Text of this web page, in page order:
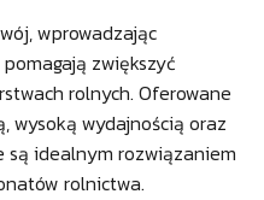
wprowadzając
zwiększyć
rolnych. Oferowane
wysoką wydajnością oraz
są idealnym rozwiązaniem
rolnictwa.